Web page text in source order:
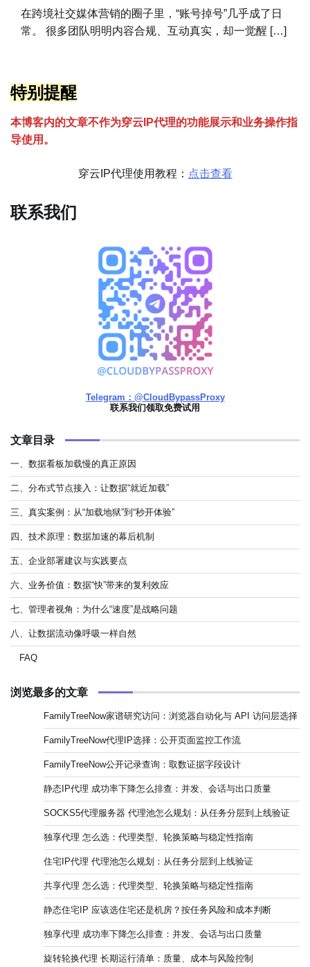
在跨境社交媒体营销的圈子里，“账号掉号”几乎成了日
常。 很多团队明明内容合规、互动真实，却一觉醒 […]
特别提醒
本博客内的文章不作为穿云 P代理的功能展示和业务操作指
导使用。
穿云IP代理使用教程： 点击查看
联系我们
Telegram：@CloudBypassProxy
联系我们领取免费试用
文章目录
一、数据看板加载慢的真正原因
二、分布式节点接入：让数据“就近加载”
三、真实案例：从“加载地狱”到“秒开体验”
四、技术原理：数据加速的幕后机制
五、企业部署建议与实践要点
六、业务价值：数据“快”带来的复利效应
七、管理者视角：为什么“速度”是战略问题
八、让数据流动像呼吸一样自然
FAQ
浏览最多的文章
FamilyTreeNow家谱研究访问：浏览器自动化与 API 访问层选择
FamilyTreeNow代理IP选择：公开页面监控工作流
FamilyTreeNow公开记录查询：取数证据字段设计
静态IP代理 成功率下降怎么排查：并发、会话与出口质量
SOCKS5代理服务器 代理池怎么规划：从任务分层到上线验证
独享代理 怎么选：代理类型、轮换策略与稳定性指南
住宅IP代理 代理池怎么规划：从任务分层到上线验证
共享代理 怎么选：代理类型、轮换策略与稳定性指南
静态住宅IP 应该选住宅还是机房？按任务风险和成本判断
独享代理 成功率下降怎么排查：并发、会话与出口质量
旋转轮换代理 长期运行清单：质量、成本与风险控制